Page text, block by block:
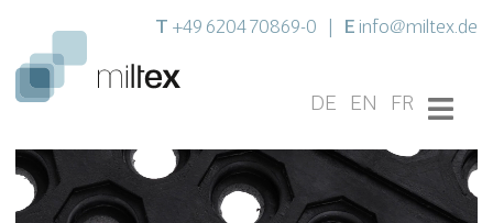
T +49 6204 70869-0 E info@miltex.de
DE EN FR